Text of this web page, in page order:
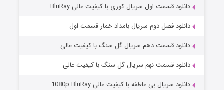
مردگان متحرک: شهر مرده ۳
قسمت۲ (زیرنویس) منتشر شد
دانلود قسمت اول سریال کوری با کیفیت عالی BluRay
دانلود فصل دوم سریال بامداد خمار قسمت اول
دانلود قسمت دهم سریال گل سنگ با کیفیت عالی
دانلود قسمت نهم سریال گل سنگ با کیفیت عالی
دانلود سریال بی عاطفه با کیفیت عالی 1080p BluRay